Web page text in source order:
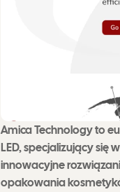
Amica Technology to
LED, specjalizujący się
innowacyjne
opakowania